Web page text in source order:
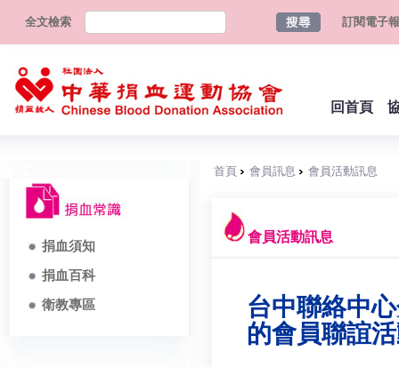
全文檢索 訂閱電子報
回首頁
捐血須知
捐血百科
衛教專區
首頁 會員訊息 會員活動訊息
會員活動訊息
台中聯絡中
的會員聯誼